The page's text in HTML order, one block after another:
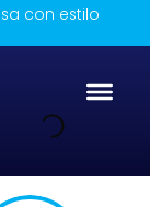
con estilo